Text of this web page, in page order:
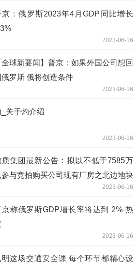
京：俄罗斯2023年4月GDP同比增长
2023-06-16
全球新要闻】普京：如果外国公司想回
俄罗斯 俄将创造条件
2023-06-16
_关于灼介绍
2023-06-16
质集团最新公告：拟以不低于7585万
参与竞拍购买公司现有厂房之北边地块
2023-06-16
京称俄罗斯GDP增长率将达到 2%-热
2023-06-16
明这场交通安全课 每个环节都精心设